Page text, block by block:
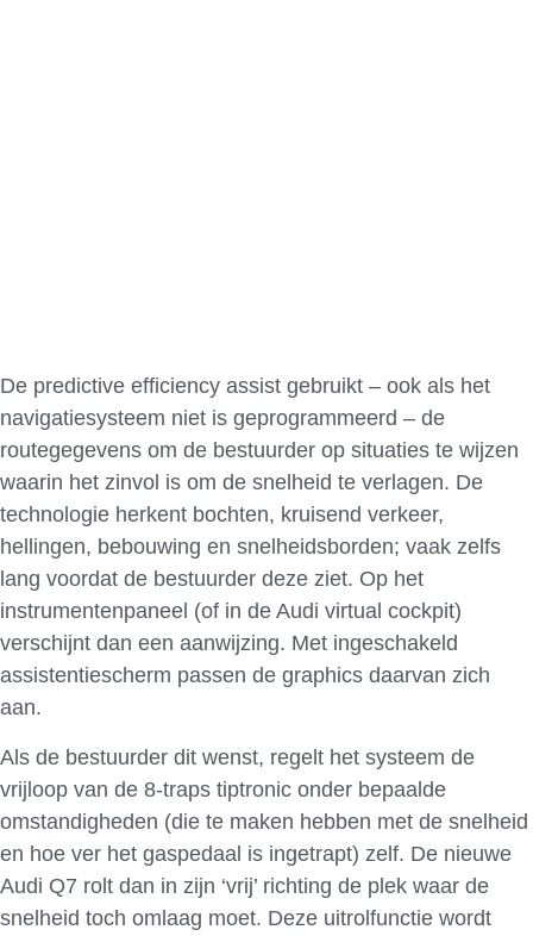
De predictive efficiency assist gebruikt – ook als het
navigatiesysteem niet is geprogrammeerd – de
routegegevens om de bestuurder op situaties te wijzen
waarin het zinvol is om de snelheid te verlagen. De
technologie herkent bochten, kruisend verkeer,
hellingen, bebouwing en snelheidsborden; vaak zelfs
lang voordat de bestuurder deze ziet. Op het
instrumentenpaneel (of in de Audi virtual cockpit)
verschijnt dan een aanwijzing. Met ingeschakeld
assistentiescherm passen de graphics daarvan zich
aan.
Als de bestuurder dit wenst, regelt het systeem de
vrijloop van de 8-traps tiptronic onder bepaalde
omstandigheden (die te maken hebben met de snelheid
en hoe ver het gaspedaal is ingetrapt) zelf. De nieuwe
Audi Q7 rolt dan in zijn ‘vrij’ richting de plek waar de
snelheid toch omlaag moet. Deze uitrolfunctie wordt